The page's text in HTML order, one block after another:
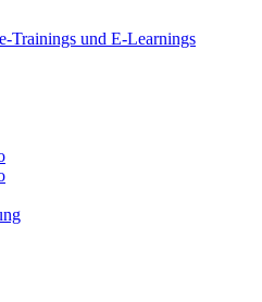
Trainings und E-Learnings